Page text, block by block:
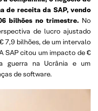
de receita da SAP, vendo
bilhões no trimestre. No
de lucro ajustado
7,9 bilhões, de um intervalo
SAP citou um impacto de €
guerra na Ucrânia e um
de software.